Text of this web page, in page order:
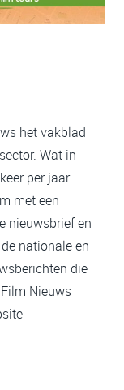
het vakblad
Wat in
per jaar
met een
nieuwsbrief en
nationale en
die
Nieuws